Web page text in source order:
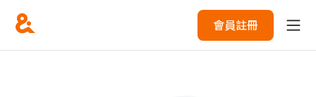
會員註冊